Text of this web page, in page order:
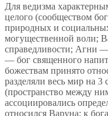
Для ведизма
целого (сообществом
природных и
могущественной воли;
справедливости; Агни
— бог священного
божествам принято
разделяли весь мир на
(пространство между
ассоциировались
относился Варуна; к